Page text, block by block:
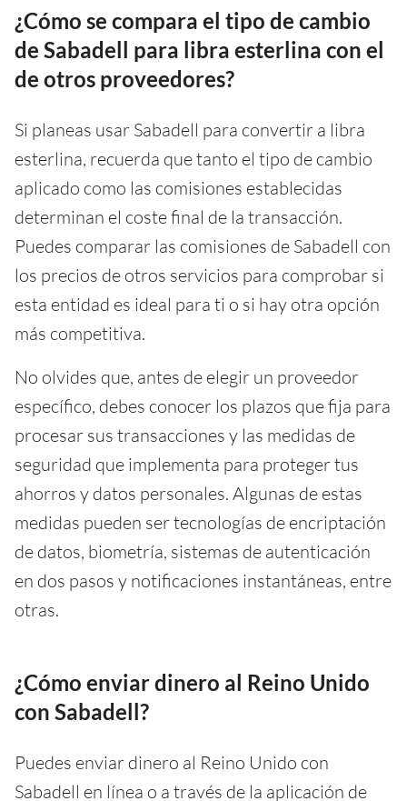
¿Cómo se compara el tipo de cambio
de Sabadell para libra esterlina con el
de otros proveedores?
Si planeas usar Sabadell para convertir a libra
esterlina, recuerda que tanto el tipo de cambio
aplicado como las comisiones establecidas
determinan el coste final de la transacción.
Puedes comparar las comisiones de Sabadell con
los precios de otros servicios para comprobar si
esta entidad es ideal para ti o si hay otra opción
más competitiva.
No olvides que, antes de elegir un proveedor
específico, debes conocer los plazos que fija para
procesar sus transacciones y las medidas de
seguridad que implementa para proteger tus
ahorros y datos personales. Algunas de estas
medidas pueden ser tecnologías de encriptación
de datos, biometría, sistemas de autenticación
en dos pasos y notificaciones instantáneas, entre
otras.
¿Cómo enviar dinero al Reino Unido
con Sabadell?
Puedes enviar dinero al Reino Unido con
Sabadell en línea o a través de la aplicación de